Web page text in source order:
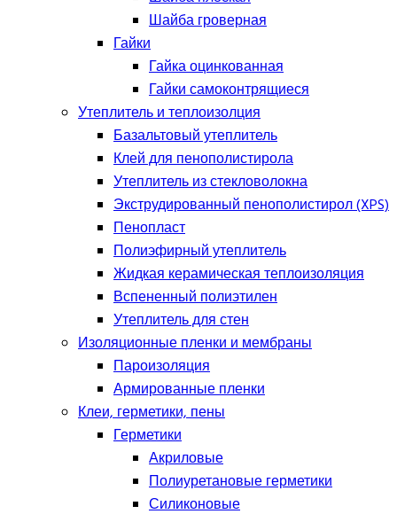
Шайба гроверная
Гайки
Гайка оцинкованная
Гайки самоконтрящиеся
Утеплитель и теплоизолция
Базальтовый утеплитель
Клей для пенополистирола
Утеплитель из стекловолокна
Экструдированный пенополистирол (XPS)
Пенопласт
Полиэфирный утеплитель
Жидкая керамическая теплоизоляция
Вспененный полиэтилен
Утеплитель для стен
Изоляционные пленки и мембраны
Пароизоляция
Армированные пленки
Клеи, герметики, пены
Герметики
Акриловые
Полиуретановые герметики
Силиконовые